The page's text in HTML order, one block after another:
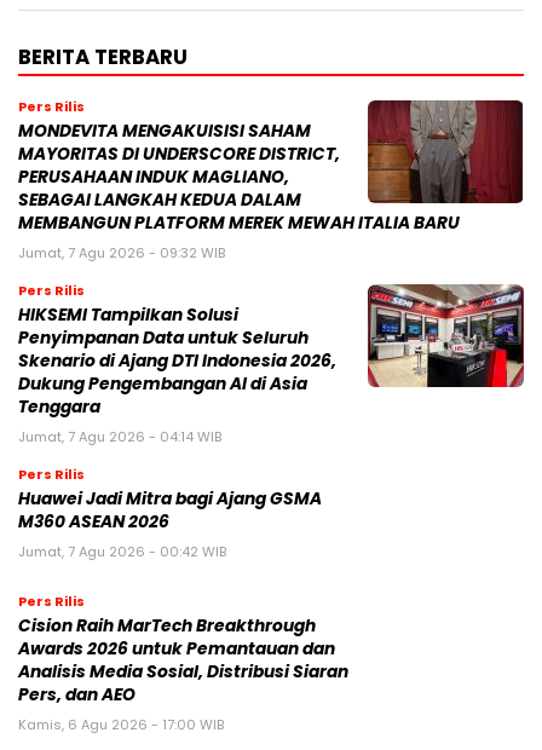
BERITA TERBARU
Pers Rilis
MONDEVITA MENGAKUISISI SAHAM
MAYORITAS DI UNDERSCORE DISTRICT,
PERUSAHAAN INDUK MAGLIANO,
SEBAGAI LANGKAH KEDUA DALAM
MEMBANGUN PLATFORM MEREK MEWAH ITALIA BARU
Jumat, 7 Agu 2026 - 09:32 WIB
Pers Rilis
HIKSEMI Tampilkan Solusi
Penyimpanan Data untuk Seluruh
Skenario di Ajang DTI Indonesia 2026,
Dukung Pengembangan AI di Asia
Tenggara
Jumat, 7 Agu 2026 - 04:14 WIB
Pers Rilis
Huawei Jadi Mitra bagi Ajang GSMA
M360 ASEAN 2026
Jumat, 7 Agu 2026 - 00:42 WIB
Pers Rilis
Cision Raih MarTech Breakthrough
Awards 2026 untuk Pemantauan dan
Analisis Media Sosial, Distribusi Siaran
Pers, dan AEO
Kamis, 6 Agu 2026 - 17:00 WIB